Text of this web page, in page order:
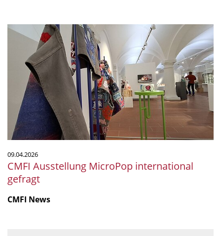
CMFI
Ausstellung
MicroPop
international
gefragt
09.04.2026
CMFI Ausstellung MicroPop international
gefragt
CMFI News